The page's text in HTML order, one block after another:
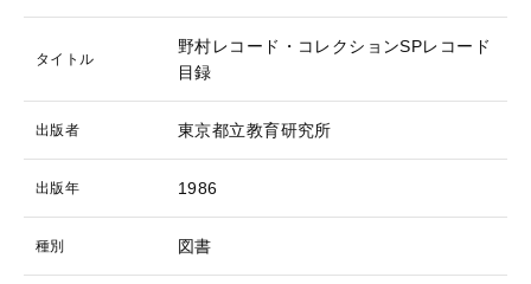
タイトル
野村レコード・コレクションSPレコード
目録
出版者 東京都立教育研究所
出版年 1986
種別 図書